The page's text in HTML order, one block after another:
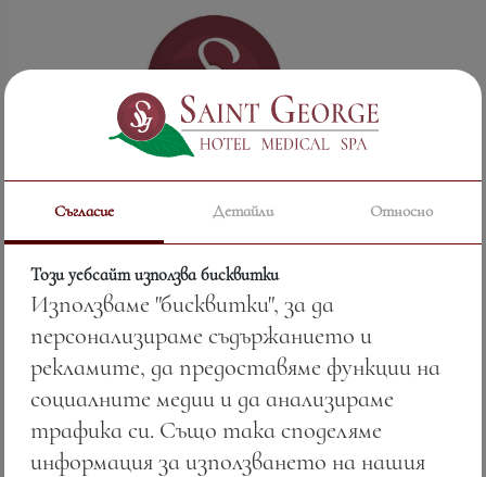
Цена:21.51 лв. / 11.00 €
Тегло:280.00 гр.
Съгласие Детайли Относно
Този уебсайт използва бисквитки
Използваме "бисквитки", за да
персонализираме съдържанието и
рекламите, да предоставяме функции на
социалните медии и да анализираме
трафика си. Също така споделяме
информация за използването на нашия